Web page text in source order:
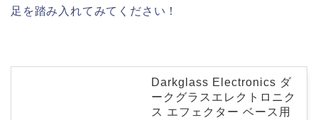
足を踏み入れてみてください！
Darkglass Electronics ダ
ークグラスエレクトロニク
ス エフェクター ベース用